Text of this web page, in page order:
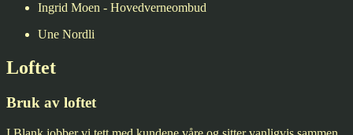
Ingrid Moen - Hovedverneombud
Une Nordli
Loftet
Bruk av loftet